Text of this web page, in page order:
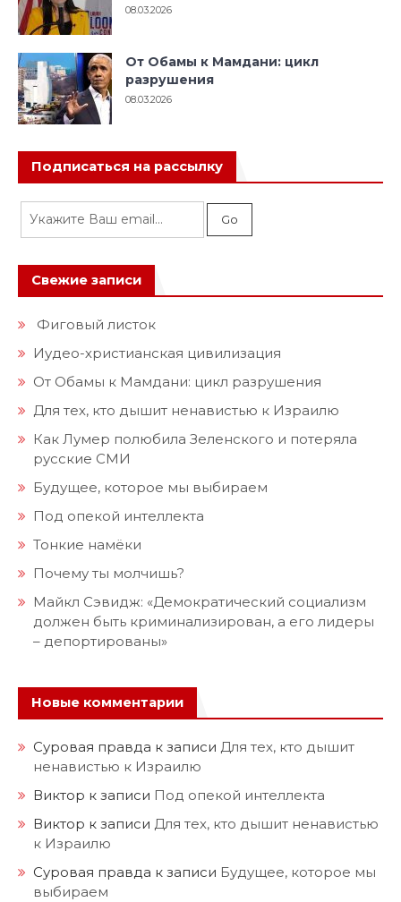
08.03.2026
От Обамы к Мамдани: цикл
разрушения
08.03.2026
Подписаться на рассылку
Свежие записи
Фиговый листок
Иудео-христианская цивилизация
От Обамы к Мамдани: цикл разрушения
Для тех, кто дышит ненавистью к Израилю
Как Лумер полюбила Зеленского и потеряла
русские СМИ
Будущее, которое мы выбираем
Под опекой интеллекта
Тонкие намёки
Почему ты молчишь?
Майкл Сэвидж: «Демократический социализм
должен быть криминализирован, а его лидеры
– депортированы»
Новые комментарии
Суровая правда к записи Для тех, кто дышит
ненавистью к Израилю
Виктор к записи Под опекой интеллекта
Виктор к записи Для тех, кто дышит ненавистью
к Израилю
Суровая правда к записи Будущее, которое мы
выбираем